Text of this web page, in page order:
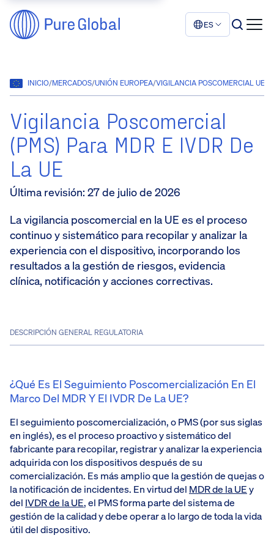
ES
INICIO/MERCADOS/UNIÓN EUROPEA/VIGILANCIA POSCOMERCIAL UE:
Vigilancia Poscomercial
(PMS) Para MDR E IVDR De
La UE
Última revisión: 27 de julio de 2026
La vigilancia poscomercial en la UE es el proceso
continuo y sistemático para recopilar y analizar la
experiencia con el dispositivo, incorporando los
resultados a la gestión de riesgos, evidencia
clínica, notificación y acciones correctivas.
DESCRIPCIÓN GENERAL REGULATORIA
¿Qué Es El Seguimiento Poscomercialización En El
Marco Del MDR Y El IVDR De La UE?
El seguimiento poscomercialización, o PMS (por sus siglas
en inglés), es el proceso proactivo y sistemático del
fabricante para recopilar, registrar y analizar la experiencia
adquirida con los dispositivos después de su
comercialización. Es más amplio que la gestión de quejas o
la notificación de incidentes. En virtud del MDR de la UEy
del IVDR de la UE, el PMS forma parte del sistema de
gestión de la calidad y debe operar a lo largo de toda la vida
útil del dispositivo.